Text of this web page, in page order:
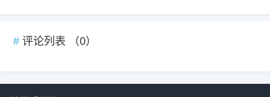
评论列表 （0）